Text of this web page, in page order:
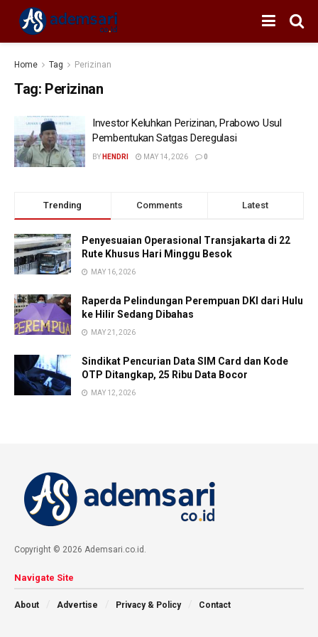
Home Tag Perizinan
Tag: Perizinan
Investor Keluhkan Perizinan, Prabowo Usul
Pembentukan Satgas Deregulasi
BY HENDRI MAY 14, 2026 0
Trending Comments Latest
Penyesuaian Operasional Transjakarta di 22
Rute Khusus Hari Minggu Besok
MAY 16, 2026
Raperda Pelindungan Perempuan DKI dari Hulu
ke Hilir Sedang Dibahas
MAY 21, 2026
Sindikat Pencurian Data SIM Card dan Kode
OTP Ditangkap, 25 Ribu Data Bocor
MAY 12, 2026
Copyright © 2026 Ademsari.co.id.
Navigate Site
About Advertise Privacy & Policy Contact